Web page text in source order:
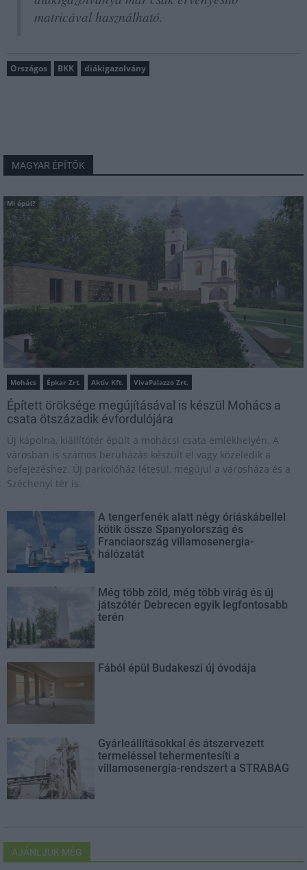
matricával használható.
Országos BKK diákigazolvány
MAGYAR ÉPÍTŐK
Mi épül?
Mohács Épkar Zrt. Aktív Kft. VivaPalazzo Zrt.
Épített öröksége megújításával is készül Mohács a
csata ötszázadik évfordulójára
Új kápolna, kiállítótér épült a mohácsi csata emlékhelyén. A
városban is számos beruházás készült el vagy közeledik a
befejezéshez. Új parkolóház létesül, megújul a városháza és a
Széchenyi tér is.
A tengerfenék alatt négy óriáskábellel
kötik össze Spanyolország és
Franciaország villamosenergia-
hálózatát
Még több zöld, még több virág és új
játszótér Debrecen egyik legfontosabb
terén
Fából épül Budakeszi új óvodája
Gyárleállításokkal és átszervezett
termeléssel tehermentesíti a
villamosenergia-rendszert a STRABAG
AJÁNLJUK MÉG